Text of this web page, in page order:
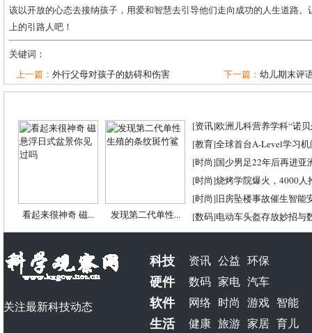
该以开放的心态去接纳孩子，用爱和智慧去引导他们走向成功的人生道路
上的引路人吧！
关键词：
上一篇： 外行父母对孩子的妨碍和伤害 下一篇： 幼儿期末评
看起来很神奇 磁... 发现第二代单性...
[资讯]欧洲儿科营养学科“诺
[教育]全球首台A-Level学习
[时尚]国少男足22年后再进亚
[时尚]烧烤学院爆火，4000人
[时尚]旧房坠楼事故催生智能
[数码]电动车头盔存放妙招与
关注最新科技动态
科技 资讯 公益 环保
硬件 数码 家电 汽车
软件 网络 时尚 游戏 智能
生活 健康 旅游 家居 育儿